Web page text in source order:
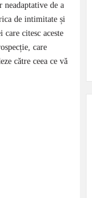
de a
de intimitate și
citesc aceste
care
către ceea ce vă